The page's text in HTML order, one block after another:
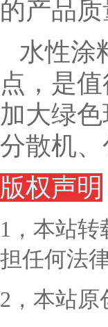
的产品质
水性涂
点，是
加大绿
分散机
版权声明
1，本站
担任何法
2，本站原